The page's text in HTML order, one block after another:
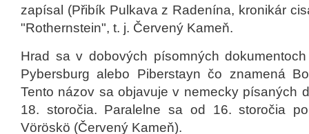
zapísal (Přibík Pulkava z Radenína, kronikár
"Rothernstein", t. j. Červený Kameň.
Hrad sa v dobových písomných
Pybersburg alebo Piberstayn čo znamená
Tento názov sa objavuje v nemecky písaných
18. storočia. Paralelne sa od 16. storočia
Vöröskö (Červený Kameň).